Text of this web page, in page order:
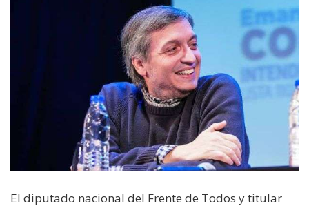
El diputado nacional del Frente de Todos y titular